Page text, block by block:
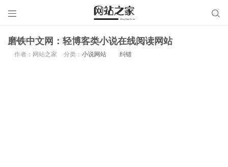
 
磨铁中文网：轻博客类小说在线阅读网站
作者：网站之家 分类： 小说网站 纠错